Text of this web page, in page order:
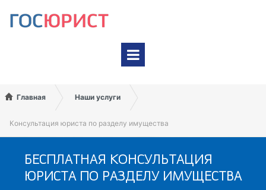
На карте Google
На карте Яндекс
Главная Наши услуги
Консультация юриста по разделу имущества
БЕСПЛАТНАЯ КОНСУЛЬТАЦИЯ
ЮРИСТА ПО РАЗДЕЛУ ИМУЩЕСТВА